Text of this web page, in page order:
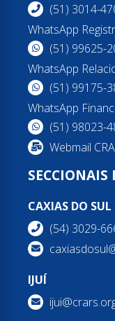
(51) 3014-
WhatsApp
(51) 99625-
WhatsApp
(51) 99175-
WhatsApp
(51) 98023-
Webmail
SECCIONAIS
CAXIAS DO SUL
(54) 3029-
IJUÍ